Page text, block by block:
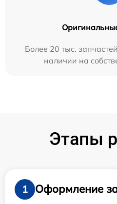
Более 20 тыс.
наличии на
Этапы
1
Оформление